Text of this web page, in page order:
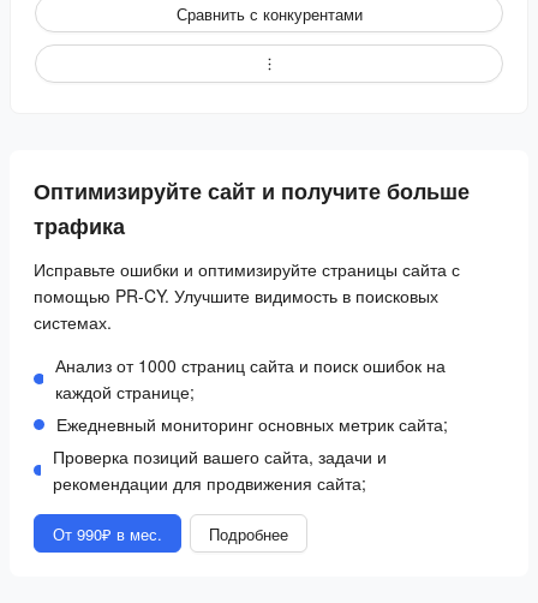
Сравнить с конкурентами
Оптимизируйте сайт и получите больше
трафика
Исправьте ошибки и оптимизируйте страницы сайта с
помощью PR-CY. Улучшите видимость в поисковых
системах.
Анализ от 1000 страниц сайта и поиск ошибок на
каждой странице;
Ежедневный мониторинг основных метрик сайта;
Проверка позиций вашего сайта, задачи и
рекомендации для продвижения сайта;
От 990₽ в мес. Подробнее